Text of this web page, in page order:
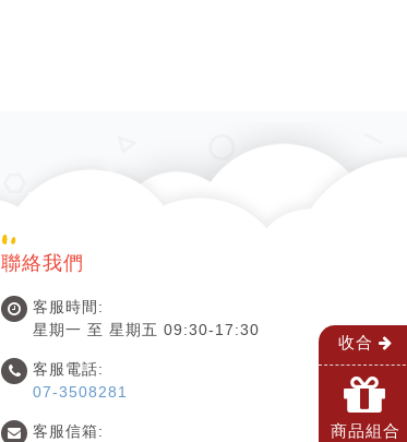
聯絡我們
客服時間:
星期一 至 星期五 09:30-17:30
客服電話:
07-3508281
客服信箱:
收合
商品組合